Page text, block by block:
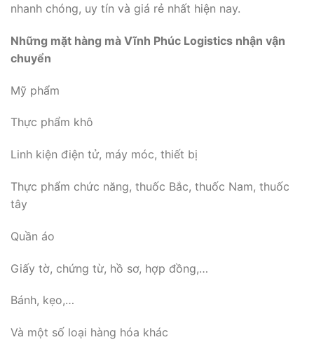
nhanh chóng, uy tín và giá rẻ nhất hiện nay.
Những mặt hàng mà Vĩnh Phúc Logistics nhận vận
chuyển
Mỹ phẩm
Thực phẩm khô
Linh kiện điện tử, máy móc, thiết bị
Thực phẩm chức năng, thuốc Bắc, thuốc Nam, thuốc
tây
Quần áo
Giấy tờ, chứng từ, hồ sơ, hợp đồng,…
Bánh, kẹo,…
Và một số loại hàng hóa khác